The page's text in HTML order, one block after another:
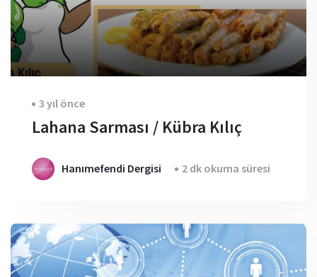
3 yıl önce
Lahana Sarması / Kübra Kılıç
Hanımefendi Dergisi 2 dk okuma süresi